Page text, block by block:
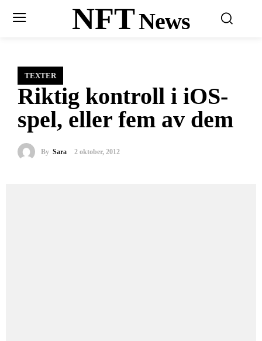
NFTNews
TEXTER
Riktig kontroll i iOS-
spel, eller fem av dem
By Sara 2 oktober, 2012